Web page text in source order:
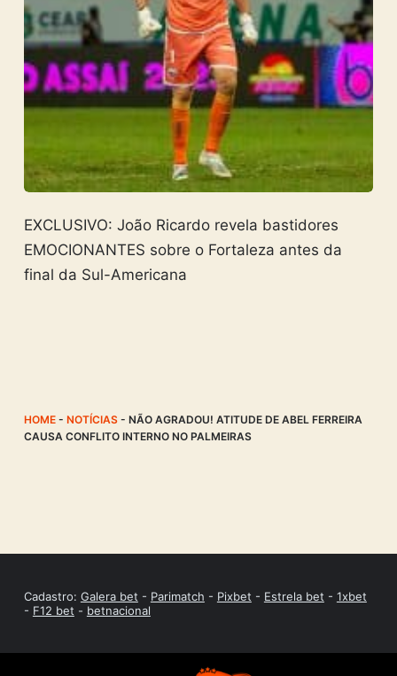
EXCLUSIVO: João Ricardo revela bastidores
EMOCIONANTES sobre o Fortaleza antes da
final da Sul-Americana
HOME- NOTÍCIAS- NÃO AGRADOU! ATITUDE DE ABEL FERREIRA
CAUSA CONFLITO INTERNO NO PALMEIRAS
Cadastro: Galera bet - Parimatch - Pixbet - Estrela bet - 1xbet
- F12 bet - betnacional